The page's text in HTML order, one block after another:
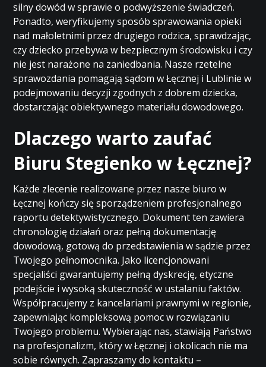
silny dowód w sprawie o podwyższenie świadczeń.
Ponadto, weryfikujemy sposób sprawowania opieki
nad małoletnimi przez drugiego rodzica, sprawdzając,
czy dziecko przebywa w bezpiecznym środowisku i czy
nie jest narażone na zaniedbania. Nasze rzetelne
sprawozdania pomagają sądom w Łęcznej i Lublinie w
podejmowaniu decyzji zgodnych z dobrem dziecka,
dostarczając obiektywnego materiału dowodowego.
Dlaczego warto zaufać
Biuru Stegienko w Łęcznej?
Każde zlecenie realizowane przez nasze biuro w
Łęcznej kończy się sporządzeniem profesjonalnego
raportu detektywistycznego. Dokument ten zawiera
chronologię działań oraz pełną dokumentację
dowodową, gotową do przedstawienia w sądzie przez
Twojego pełnomocnika. Jako licencjonowani
specjaliści gwarantujemy pełną dyskrecję, etyczne
podejście i wysoką skuteczność w ustalaniu faktów.
Współpracujemy z kancelariami prawnymi w regionie,
zapewniając kompleksową pomoc w rozwiązaniu
Twojego problemu. Wybierając nas, stawiają Państwo
na profesjonalizm, który w Łęcznej i okolicach nie ma
sobie równych. Zapraszamy do kontaktu –